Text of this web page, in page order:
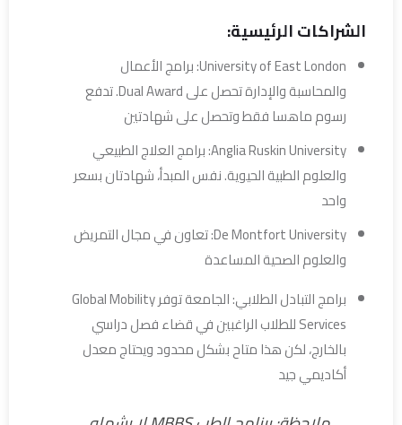
الشراكات الرئيسية:
University of East London: برامج الأعمال
والمحاسبة والإدارة تحصل على Dual Award. تدفع
رسوم ماهسا فقط وتحصل على شهادتين
Anglia Ruskin University: برامج العلاج الطبيعي
والعلوم الطبية الحيوية. نفس المبدأ، شهادتان بسعر
واحد
De Montfort University: تعاون في مجال التمريض
والعلوم الصحية المساعدة
برامج التبادل الطلابي: الجامعة توفر Global Mobility
Services للطلاب الراغبين في قضاء فصل دراسي
بالخارج، لكن هذا متاح بشكل محدود ويحتاج معدل
أكاديمي جيد